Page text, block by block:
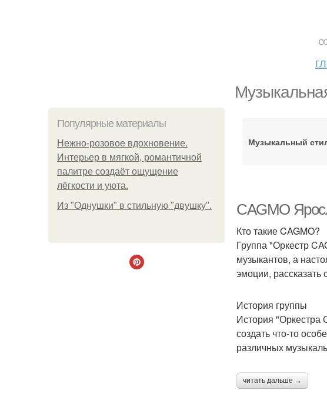
Популярные материалы
Нежно-розовое вдохновение.
Интерьер в мягкой, романтичной
палитре создаёт ощущение
лёгкости и уюта.
Из "Однушки" в стильную "двушку".
Музыкальный
CAGMO
Кто такие CAGMO?
Группа "Оркестр
музыкантов, а
эмоции,
История группы
История "Оркестра
создать что-то
различных
читать дальше →